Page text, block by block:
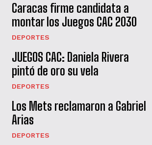
Caracas firme candidata a
montar los Juegos CAC 2030
DEPORTES
JUEGOS CAC: Daniela Rivera
pintó de oro su vela
DEPORTES
Los Mets reclamaron a Gabriel
Arias
DEPORTES